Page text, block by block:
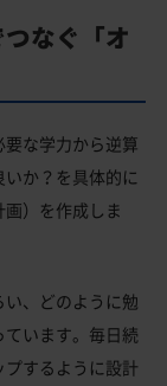
なぐ「オ
な学力から逆算
か？を具体的に
）を作成しま
、どのように勉
います。毎日続
するように設計